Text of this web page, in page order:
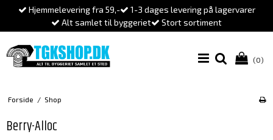
Hjemmelevering fra 59,-
1-3 dages levering på lagervarer
Alt samlet til byggeriet
Stort sortiment
(0)
Forside / Shop
Berry-Alloc